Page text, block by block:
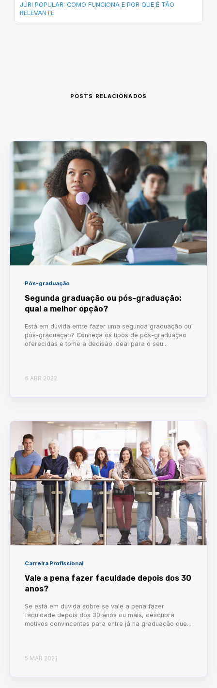
JÚRI POPULAR: COMO FUNCIONA E POR QUE É TÃO
RELEVANTE
POSTS RELACIONADOS
Pós-graduação
Segunda graduação ou pós-graduação:
qual a melhor opção?
Está em dúvida entre fazer uma segunda graduação ou
pós-graduação? Conheça os tipos de pós-graduação
oferecidas e tome a decisão ideal para o seu...
6 ABR 2022
Carreira Profissional
Vale a pena fazer faculdade depois dos 30
anos?
Se está em dúvida sobre se vale a pena fazer
faculdade depois dos 30 anos ou mais, descubra
motivos convincentes para entre já na graduação que...
5 MAR 2021